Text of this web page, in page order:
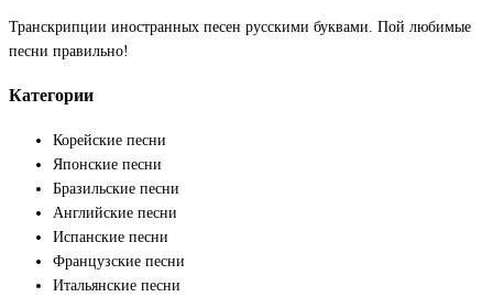
Транскрипции иностранных песен русскими буквами. Пой любимые
песни правильно!
Категории
Корейские песни
Японские песни
Бразильские песни
Английские песни
Испанские песни
Французские песни
Итальянские песни